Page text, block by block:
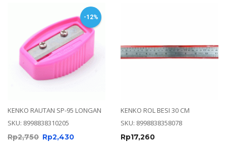
-12%
KENKO RAUTAN SP-95 LONGAN
SKU: 8998838310205
Rp2,750 Rp2,430
KENKO ROL BESI 30 CM
SKU: 8998838358078
Rp17,260